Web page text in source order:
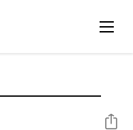
分享